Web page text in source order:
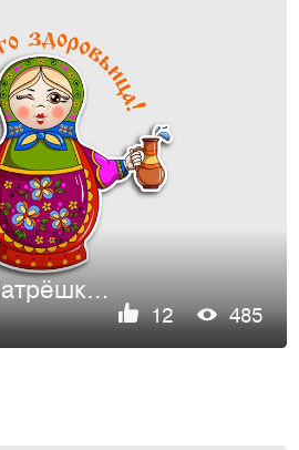
Стикерпак "Матрёшки" для компании "Mail.ru Group"
12 485